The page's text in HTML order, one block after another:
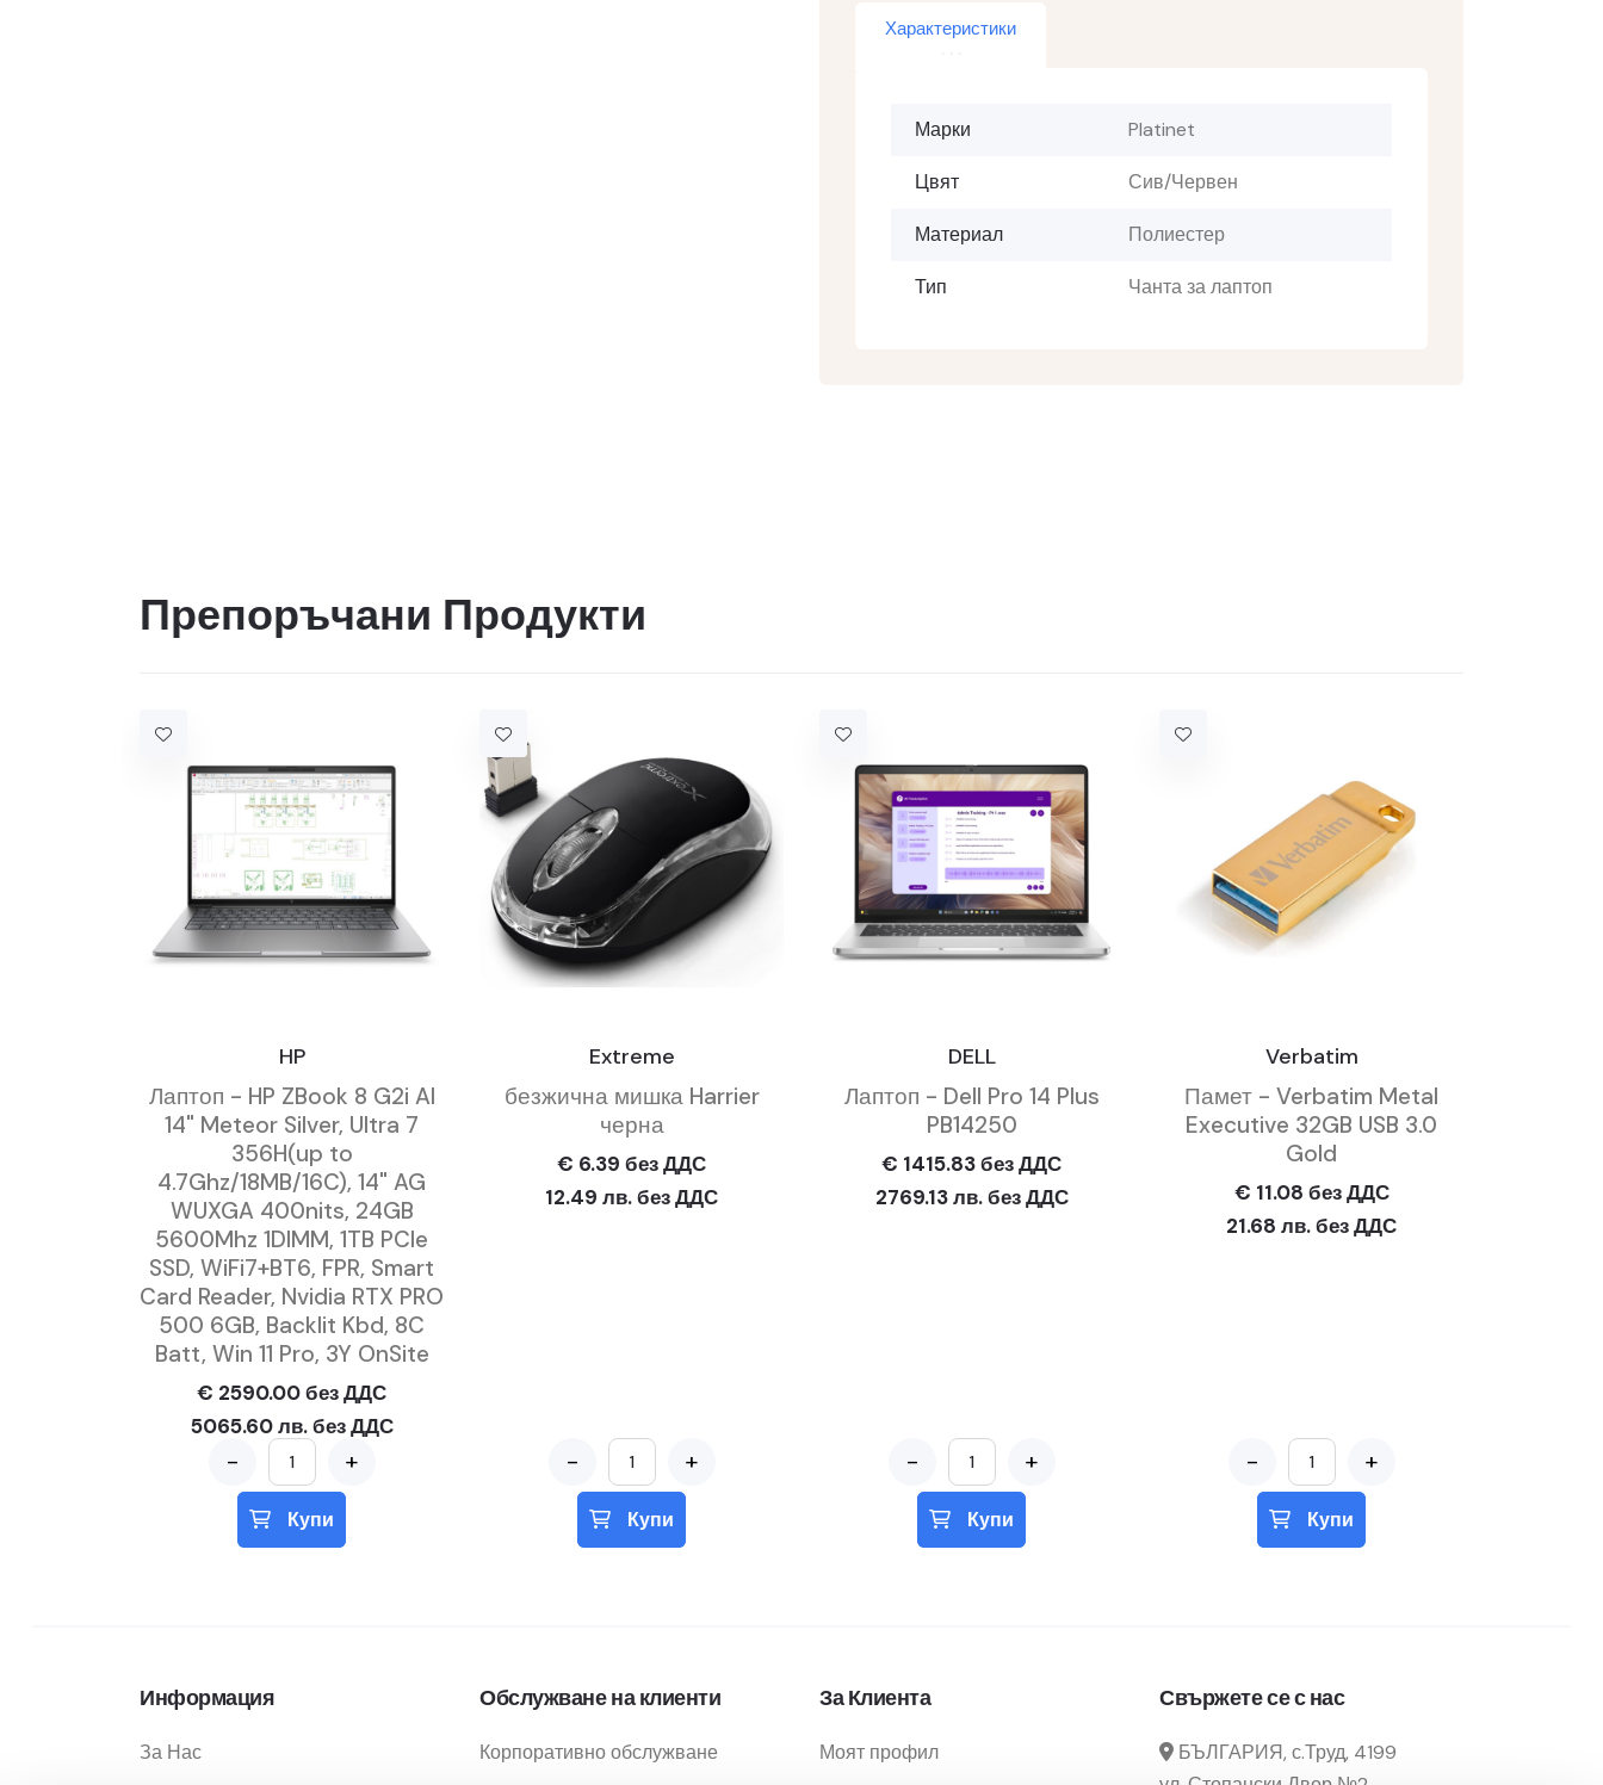
Характеристики
Марки Platinet
Цвят Сив/Червен
Материал Полиестер
Тип Чанта за лаптоп
Препоръчани Продукти
HP
Лаптоп - HP ZBook 8 G2i AI
14" Meteor Silver, Ultra 7
356H(up to
4.7Ghz/18MB/16C), 14" AG
WUXGA 400nits, 24GB
5600Mhz 1DIMM, 1TB PCIe
SSD, WiFi7+BT6, FPR, Smart
Card Reader, Nvidia RTX PRO
500 6GB, Backlit Kbd, 8C
Batt, Win 11 Pro, 3Y OnSite
€ 2590.00 без ДДС
5065.60 лв. без ДДС
- +
Купи
Extreme
безжична мишка Harrier
черна
€ 6.39 без ДДС
12.49 лв. без ДДС
- +
Купи
DELL
Лаптоп - Dell Pro 14 Plus
PB14250
€ 1415.83 без ДДС
2769.13 лв. без ДДС
- +
Купи
Verbatim
Памет - Verbatim Metal
Executive 32GB USB 3.0
Gold
€ 11.08 без ДДС
21.68 лв. без ДДС
- +
Купи
Информация
За Нас
Обслужване на клиенти
Корпоративно обслужване
За Клиента
Моят профил
Свържете се с нас
БЪЛГАРИЯ, с.Труд, 4199